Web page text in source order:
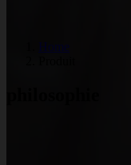
Home